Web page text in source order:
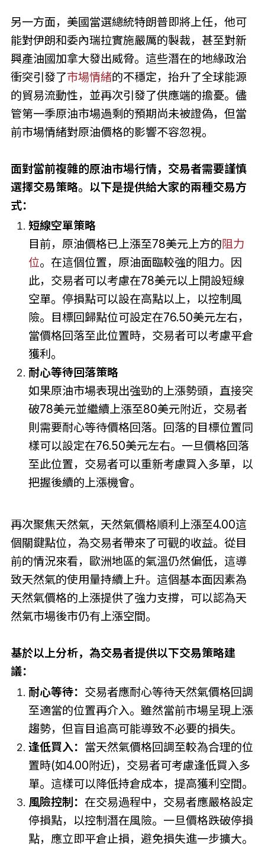
另一方面，美國當選總統特朗普即將上任，他可
能對伊朗和委內瑞拉實施嚴厲的製裁，甚至對新
興產油國加拿大發出威脅。這些潛在的地緣政治
衝突引發了市場情緒的不穩定，抬升了全球能源
的貿易流動性，並再次引發了供應端的擔憂。儘
管第一季原油市場過剩的預期尚未被證偽，但當
前市場情緒對原油價格的影響不容忽視。
面對當前複雜的原油市場行情，交易者需要謹慎
選擇交易策略。以下是提供給大家的兩種交易方
式：
短線空單策略
目前，原油價格已上漲至78美元上方的阻力
位。在這個位置，原油面臨較強的阻力。因
此，交易者可以考慮在78美元以上開設短線
空單。停損點可以設在高點以上，以控制風
險。目標回歸點位可設定在76.50美元左右，
當價格回落至此位置時，交易者可以考慮平倉
獲利。
耐心等待回落策略
如果原油市場表現出強勁的上漲勢頭，直接突
破78美元並繼續上漲至80美元附近，交易者
則需要耐心等待價格回落。回落的目標位置同
樣可以設定在76.50美元左右。一旦價格回落
至此位置，交易者可以重新考慮買入多單，以
把握後續的上漲機會。
再次聚焦天然氣，天然氣價格順利上漲至4.00這
個關鍵點位，為交易者帶來了可觀的收益。從目
前的情況來看，歐洲地區的氣溫仍然偏低，這導
致天然氣的使用量持續上升。這個基本面因素為
天然氣價格的上漲提供了強力支撐，可以認為天
然氣市場後市仍有上漲空間。
基於以上分析，為交易者提供以下交易策略建
議：
耐心等待： 交易者應耐心等待天然氣價格回調
至適當的位置再介入。雖然當前市場呈現上漲
趨勢，但盲目追高可能導致不必要的損失。
逢低買入： 當天然氣價格回調至較為合理的位
置時(如4.00附近)，交易者可考慮逢低買入多
單。這樣可以降低持倉成本，提高獲利空間。
風險控制： 在交易過程中，交易者應嚴格設定
停損點，以控制潛在風險。一旦價格跌破停損
點，應立即平倉止損，避免損失進一步擴大。